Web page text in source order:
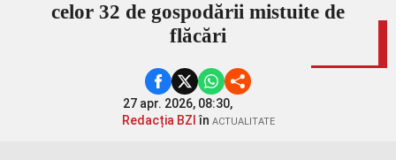
celor 32 de gospodării mistuite de
flăcări
27 apr. 2026, 08:30,
Redacția BZI în ACTUALITATE